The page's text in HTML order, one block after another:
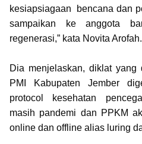
kesiapsiagaan bencana dan
sampaikan ke anggota
regenerasi,” kata Novita Arofah.
Dia menjelaskan, diklat
PMI Kabupaten Jember
protocol kesehatan
masih pandemi dan PPKM
online dan offline alias luring